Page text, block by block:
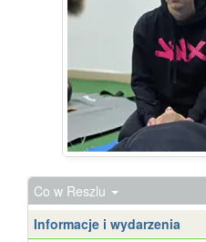
Co w Reszlu
Informacje i wydarzenia